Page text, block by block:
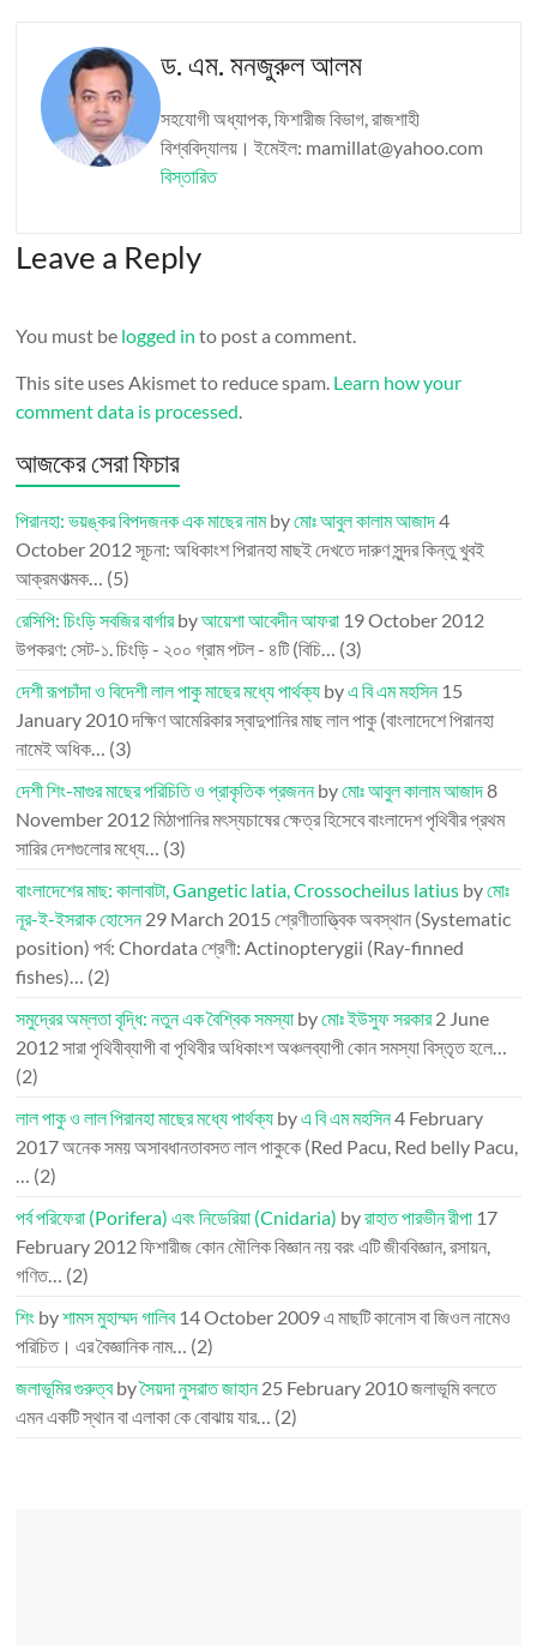
ড. এম. মনজুরুল আলম
সহযোগী অধ্যাপক, ফিশারীজ বিভাগ, রাজশাহী
বিশ্ববিদ্যালয়। ইমেইল: mamillat@yahoo.com
বিস্তারিত
Leave a Reply
You must be logged in to post a comment.
This site uses Akismet to reduce spam. Learn how your
comment data is processed.
আজকের সেরা ফিচার
পিরানহা: ভয়ঙ্কর বিপদজনক এক মাছের নামbyমোঃ আবুল কালাম আজাদ4
October 2012সূচনা: অধিকাংশ পিরানহা মাছই দেখতে দারুণ সুন্দর কিন্তু খুবই
আক্রমণাত্মক… (5)
রেসিপি: চিংড়ি সবজির বার্গারbyআয়েশা আবেদীন আফরা 19 October 2012
উপকরণ: সেট-১. চিংড়ি - ২০০ গ্রাম পটল - ৪টি (বিচি… (3)
দেশী রূপচাঁদা ও বিদেশী লাল পাকু মাছের মধ্যে পার্থক্য byএ বি এম মহসিন 15
January 2010দক্ষিণ আমেরিকার স্বাদুপানির মাছ লাল পাকু (বাংলাদেশে পিরানহা
নামেই অধিক… (3)
দেশী শিং-মাগুর মাছের পরিচিতি ও প্রাকৃতিক প্রজননbyমোঃ আবুল কালাম আজাদ8
November 2012মিঠাপানির মৎস্যচাষের ক্ষেত্র হিসেবে বাংলাদেশ পৃথিবীর প্রথম
সারির দেশগুলোর মধ্যে… (3)
বাংলাদেশের মাছ: কালাবাটা, Gangetic latia, Crossocheilus latius byমোঃ
নূর-ই-ইসরাক হোসেন29 March 2015 শ্রেণীতাত্ত্বিক অবস্থান (Systematic
position) পর্ব: Chordata শ্রেণী: Actinopterygii (Ray-finned
fishes)… (2)
সমুদ্রের অম্লতা বৃদ্ধি: নতুন এক বৈশ্বিক সমস্যা byমোঃ ইউসুফ সরকার2 June
2012সারা পৃথিবীব্যাপী বা পৃথিবীর অধিকাংশ অঞ্চলব্যাপী কোন সমস্যা বিস্তৃত হলে…
(2)
লাল পাকু ও লাল পিরানহা মাছের মধ্যে পার্থক্য byএ বি এম মহসিন4 February
2017অনেক সময় অসাবধানতাবসত লাল পাকুকে (Red Pacu, Red belly Pacu,
… (2)
পর্ব পরিফেরা (Porifera) এবং নিডেরিয়া (Cnidaria) byরাহাত পারভীন রীপা 17
February 2012ফিশারীজ কোন মৌলিক বিজ্ঞান নয় বরং এটি জীববিজ্ঞান, রসায়ন,
গণিত… (2)
শিং byশামস মুহাম্মদ গালিব 14 October 2009এ মাছটি কানোস বা জিওল নামেও
পরিচিত। এর বৈজ্ঞানিক নাম… (2)
জলাভূমির গুরুত্বbyসৈয়দা নুসরাত জাহান25 February 2010জলাভূমি বলতে
এমন একটি স্থান বা এলাকা কে বোঝায় যার… (2)